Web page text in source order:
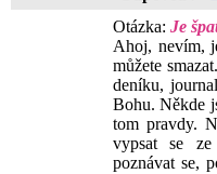
Otázka: Je
Ahoj, nevím,
můžete
deníku,
Bohu. Někde
tom pravdy.
vypsat se
poznávat se,